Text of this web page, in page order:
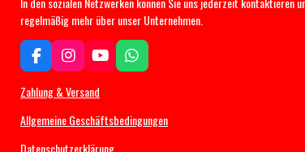
regelmäßig mehr über unser Unternehmen.
F
a
c
b
I
n
s
a
Y
o
u
u
W
h
s
Zahlung & Versand
Allgemeine Geschäftsbedingungen